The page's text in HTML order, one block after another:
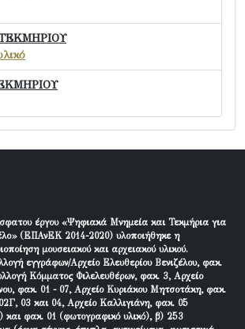
έργου «Ψηφιακά Μνημεία και Τεκμήρια για
(ΕΠΑνΕΚ 2014-2020) υλοποιήθηκε η
μουσειακού και αρχειακού υλικού.
εγγράφων/Αρχείο Ελευθερίου Βενιζέλου, φακ.
Κόμματος Φιλελευθέρων, φακ. 3, Αρχείο
φακ. 01 - 07, Αρχείο Κυριάκου Μητσοτάκη, φακ.
03 και 04, Αρχείο Καλλιγιάνη, φακ. 05
και φακ. 01 (φωτογραφικό υλικό), β) 253